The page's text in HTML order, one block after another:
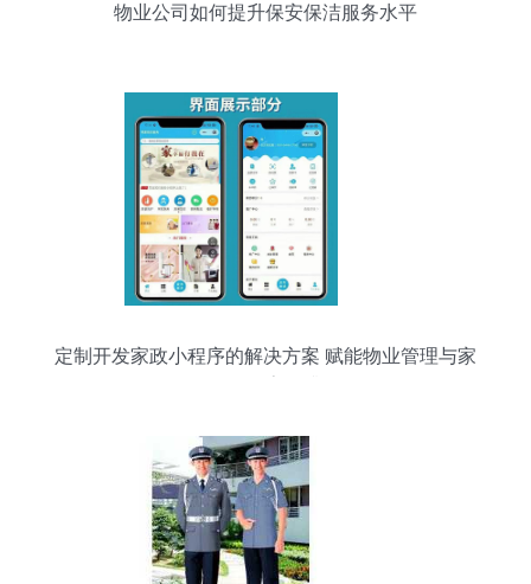
物业公司如何提升保安保洁服务水平
定制开发家政小程序的解决方案 赋能物业管理与家